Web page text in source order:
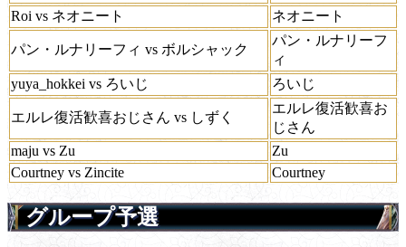
Roi vs ネオニート
ネオニート
パン・ルナリーフィ vs ボルシャック
パン・ルナリーフ
ィ
yuya_hokkei vs ろいじ
ろいじ
エルレ復活歓喜おじさん vs しずく
エルレ復活歓喜お
じさん
maju vs Zu
Zu
Courtney vs Zincite
Courtney
グループ予選